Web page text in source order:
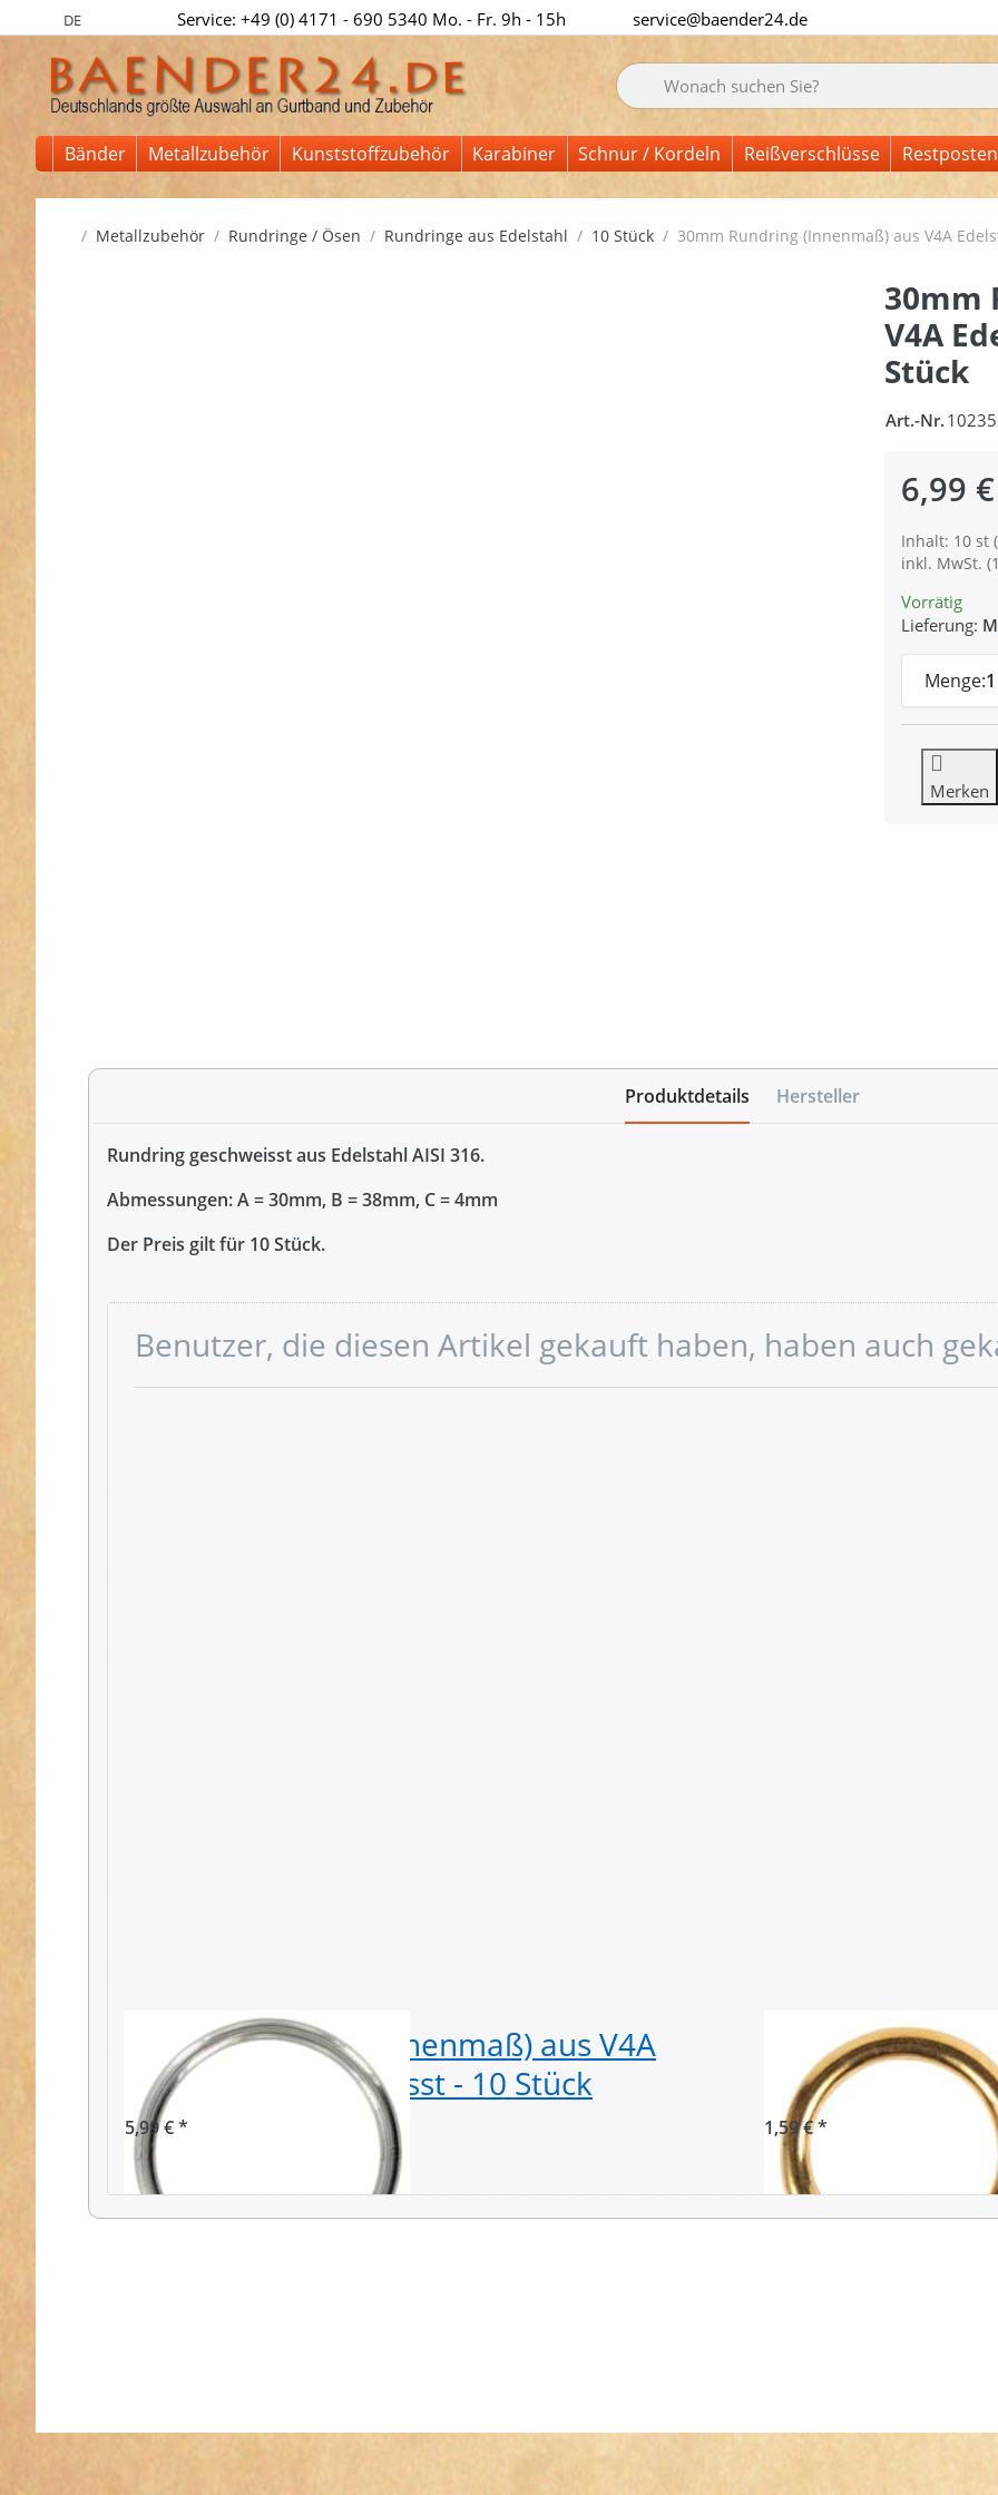
DE Service: +49 (0) 4171 - 690 5340 Mo. - Fr. 9h - 15h service@baender24.de
Geben Sie einen Suchbegriff ein. Während Sie
Bänder Metallzubehör Kunststoffzubehör Karabiner Schnur / Kordeln Reißverschlüsse Restposten
Startseite
Metallzubehör Rundringe / Ösen Rundringe aus Edelstahl 10 Stück 30mm Rundring (Innenmaß) aus V4A
30mm
V4A
Stück
Art.-Nr.
6,99 €
Inhalt: 10 st
inkl. MwSt.
Vorrätig
Lieferung:
Menge:1
Merken
Produktdetails Hersteller
Rundring geschweisst aus Edelstahl AISI 316.
Abmessungen: A = 30mm, B = 38mm, C = 4mm
Der Preis gilt für 10 Stück.
Benutzer, die diesen Artikel gekauft haben, haben auch
25mm Rundring (Innenmaß) aus V4A
Edelstahl, geschweisst - 10 Stück
5,99 € *
29mm
- 5mm stark - 1
1,59 € *